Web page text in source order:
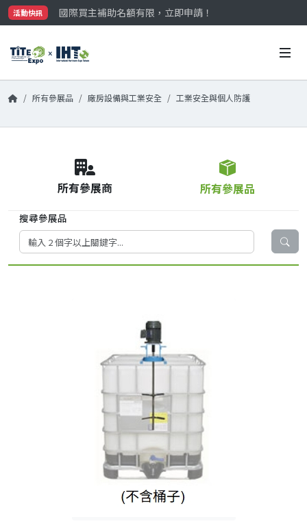
活動快訊
國際買主補助名額有限，立即申請！
參觀門票開放申請中‼️
國際買主補助名額有限，立即申請！
所有參展品 廠房設備與工業安全 工業安全與個人防護
所有參展商 所有參展品
搜尋參展品